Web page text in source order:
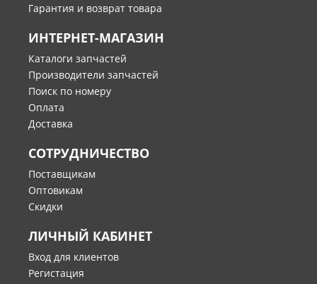
Гарантия и возврат товара
ИНТЕРНЕТ-МАГАЗИН
Каталоги запчастей
Производители запчастей
Поиск по номеру
Оплата
Доставка
СОТРУДНИЧЕСТВО
Поставщикам
Оптовикам
Скидки
ЛИЧНЫЙ КАБИНЕТ
Вход для клиентов
Регистация